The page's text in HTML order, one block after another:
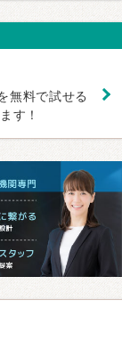
無料で試せる
す！